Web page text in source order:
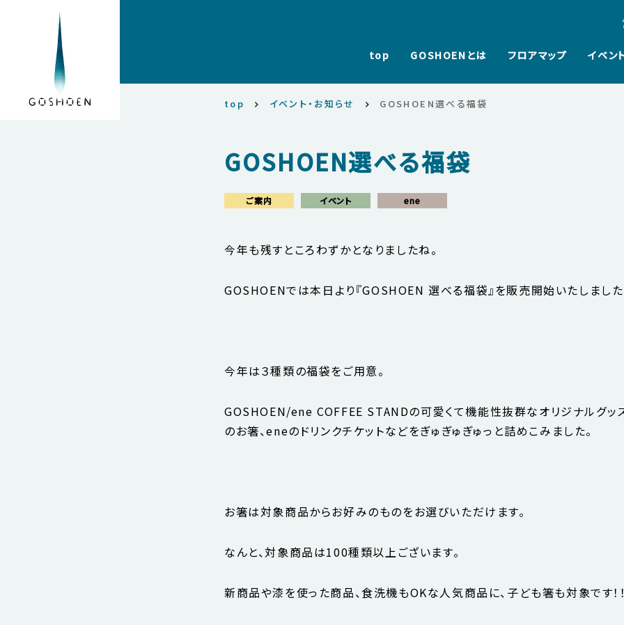
top GOSHOENとは フロアマップ イベン
top イベント・お知らせ GOSHOEN選べる福袋
GOSHOEN選べる福袋
ご案内 イベント ene
今年も残すところわずかとなりましたね。
GOSHOENでは本日より『GOSHOEN 選べる福袋』を販売開始いたしました
今年は３種類の福袋をご用意。
GOSHOEN/ene COFFEE STANDの可愛くて機能性抜群なオリジナルグッ
のお箸、eneのドリンクチケットなどをぎゅぎゅぎゅっと詰めこみました。
お箸は対象商品からお好みのものをお選びいただけます。
なんと、対象商品は100種類以上ございます。
新商品や漆を使った商品、食洗機もOKな人気商品に、子ども箸も対象です！